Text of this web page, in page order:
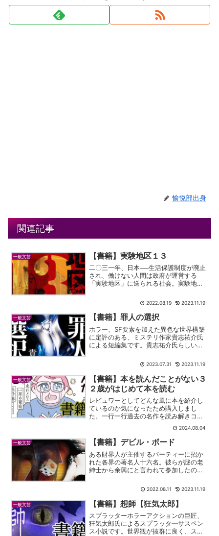
愉悦部出身
関連記事
一般文芸 【書籍】実験地区１３
二〇三一年、日本──生活保護制度が廃止
され、働けない人間は政府が運営する
「実験地区」に送られる社会。実験地区
し、隔離した区域内に特別な環境や制度
をつくり、その中で人間がどの程度適応
できるのかを探る場所。全国...
2022.08.19 2023.11.19
一般文芸 【書籍】罪人の選択
ホラー、SF要素を加えた異色な世界構築
に定評のある、ミステリ作家貴志祐介氏
による短編集です。貴志祐介氏らしい
せる説得力を持って、読者は身近な恐怖
を感じながら作中に入り込んでいきま
す。
2023.07.31 2023.11.19
一般文芸
【書籍】本を読んだことがない３
２歳がはじめて本を読む
レビュワーとしてどんな風に本を紹介し
ているのか気になったため購入しまし
た。一行一行過去の名作を読み解きコメ
ントを返す、という繰り返しで構成され
2024.08.04
一般文芸 【書籍】デビル・ボード
ある財界人が主催するパーティーに招か
れた各界の著名人十六名。彼らが謎の老
紳士から余興にと言われて参加したのは
ードゲームだった。勝者の報酬は大願成
就。だが、プレイヤーたちは自分の番が
くるたびにゲーム盤の世界...
2022.08.11 2023.11.19
一般文芸 【書籍】想師【狂気太郎】
スプラッターホラーアクションの巨匠、
狂気太郎氏によるスプラッタ―サスペン
ス小説です。世界観が抜群に良く、スト